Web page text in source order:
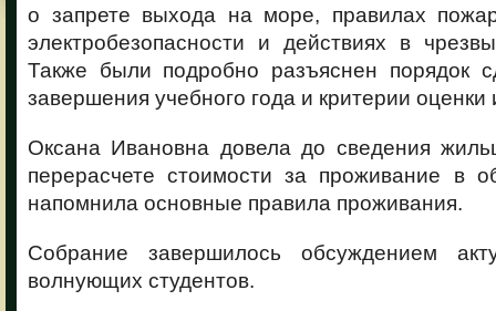
о запрете выхода на море, правилах
электробезопасности и действиях в
Также были подробно разъяснен порядок
завершения учебного года и критерии оценки
Оксана Ивановна довела до сведения
перерасчете стоимости за проживание в
напомнила основные правила проживания.
Собрание завершилось обсуждением
волнующих студентов.